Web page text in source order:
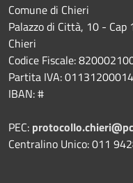
Comune di Chieri
Palazzo di Città, 10 -
Chieri
Codice Fiscale:
Partita IVA: 01131200014
IBAN: #
PEC:
Centralino Unico: 011